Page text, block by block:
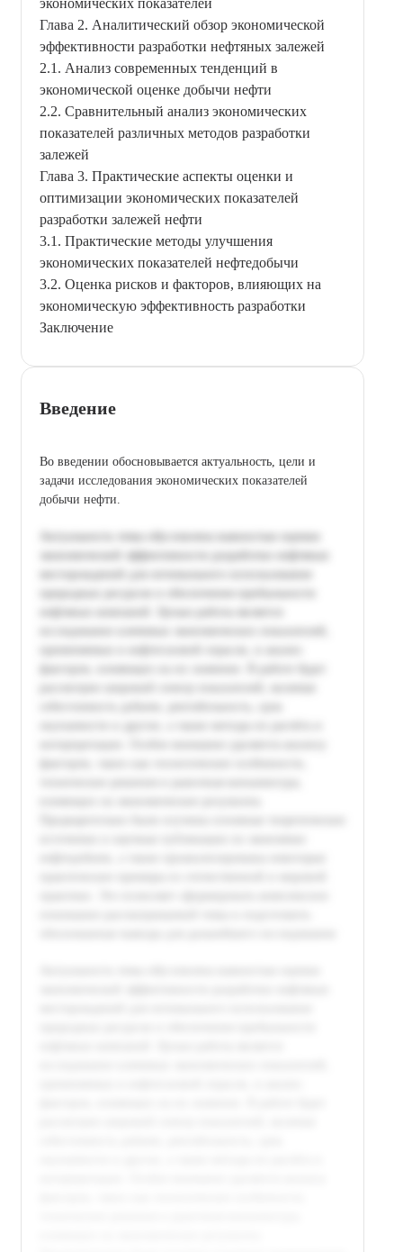
Глава 2. Аналитический обзор экономической
эффективности разработки нефтяных залежей
2.1. Анализ современных тенденций в
экономической оценке добычи нефти
2.2. Сравнительный анализ экономических
показателей различных методов разработки
залежей
Глава 3. Практические аспекты оценки и
оптимизации экономических показателей
разработки залежей нефти
3.1. Практические методы улучшения
экономических показателей нефтедобычи
3.2. Оценка рисков и факторов, влияющих на
экономическую эффективность разработки
Заключение
Введение
Во введении обосновывается актуальность, цели и
задачи исследования экономических показателей
добычи нефти.